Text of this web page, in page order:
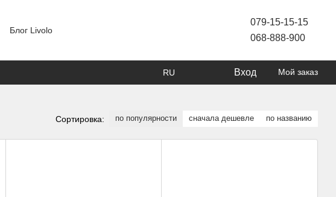
Блог Livolo
079-15-15-15
068-888-900
RU Вход Мой заказ
Сортировка: по популярности сначала дешевле по названию